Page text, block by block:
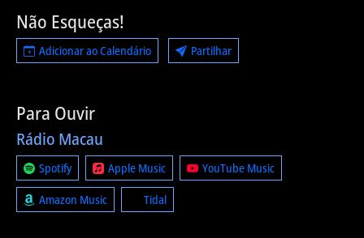
Não Esqueças!
Adicionar ao Calendário Partilhar
Para Ouvir
Rádio Macau
Spotify Apple Music YouTube Music
Amazon Music Tidal